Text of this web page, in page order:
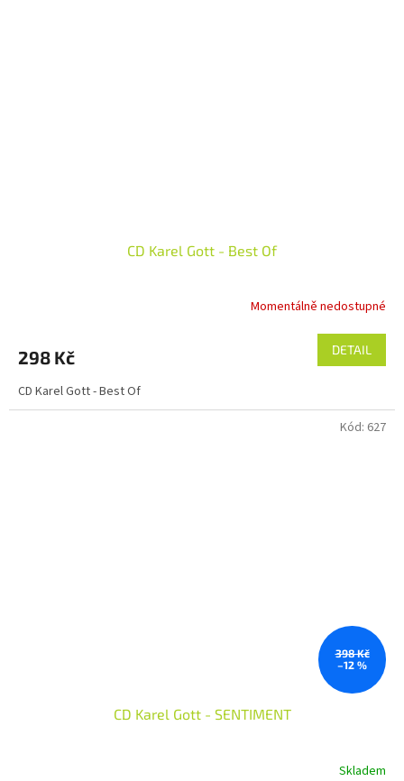
CD Karel Gott - Best Of
Momentálně nedostupné
298 Kč DETAIL
CD Karel Gott - Best Of
398 Kč
–12 %
CD Karel Gott - SENTIMENT
Skladem
Kód: 627